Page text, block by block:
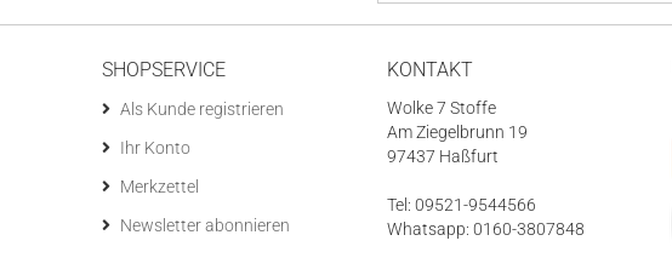
SHOPSERVICE
Als Kunde registrieren
Ihr Konto
Merkzettel
Newsletter abonnieren
KONTAKT
Wolke 7 Stoffe
Am Ziegelbrunn 19
97437 Haßfurt
Tel: 09521-9544566
Whatsapp: 0160-3807848